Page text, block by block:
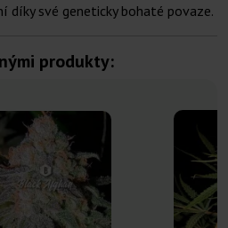
své geneticky bohaté povaze.
produkty: